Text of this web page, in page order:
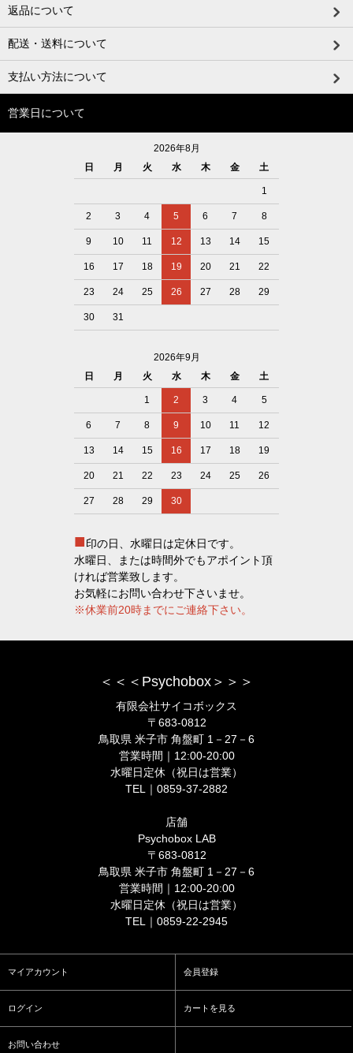
返品について
配送・送料について
支払い方法について
営業日について
2026年8月
日
月 火 水 木 金 土
1
2 3 4 5 6 7 8
9 10 11 12 13 14 15
16 17 18 19 20 21 22
23 24 25 26 27 28 29
30 31
2026年9月
日
月 火 水 木 金 土
1 2 3 4 5
6 7 8 9 10 11 12
13 14 15 16 17 18 19
20 21 22 23 24 25 26
27 28 29 30
■印の日、水曜日は定休日です。
水曜日、または時間外でもアポイント頂
ければ営業致します。
お気軽にお問い合わせ下さいませ。
※休業前20時までにご連絡下さい。
＜＜＜Psychobox＞＞＞
有限会社サイコボックス
〒683-0812
鳥取県 米子市 角盤町 1－27－6
営業時間｜12:00-20:00
水曜日定休（祝日は営業）
TEL｜0859-37-2882
店舗
Psychobox LAB
〒683-0812
鳥取県 米子市 角盤町 1－27－6
営業時間｜12:00-20:00
水曜日定休（祝日は営業）
TEL｜0859-22-2945
マイアカウント 会員登録
ログイン カートを見る
お問い合わせ